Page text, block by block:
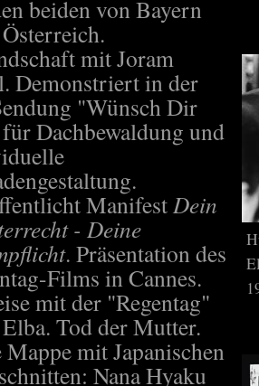
beiden von Bayern
mit Joram
Demonstriert in der
"Wünsch Dir
Dachbewaldung und
ManifestDein
- Deine
. Präsentation des
Films in Cannes.
mit der "Regentag"
Tod der Mutter.
Mappe mit Japanischen
Nana Hyaku